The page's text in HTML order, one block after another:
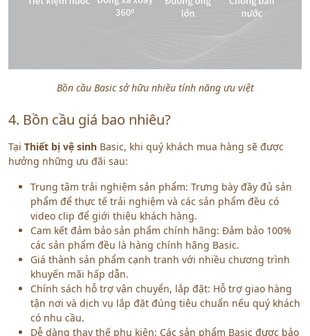
Bồn cầu Basic sở hữu nhiều tính năng ưu việt
4. Bồn cầu giá bao nhiêu?
Tại Thiết bị vệ sinh Basic, khi quý khách mua hàng sẽ được
hưởng những ưu đãi sau:
Trung tâm trải nghiệm sản phẩm: Trưng bày đầy đủ sản
phẩm để thực tế trải nghiệm và các sản phẩm đều có
video clip để giới thiệu khách hàng.
Cam kết đảm bảo sản phẩm chính hãng: Đảm bảo 100%
các sản phẩm đều là hàng chính hãng Basic.
Giá thành sản phẩm cạnh tranh với nhiều chương trình
khuyến mãi hấp dẫn.
Chính sách hỗ trợ vận chuyển, lắp đặt: Hỗ trợ giao hàng
tận nơi và dịch vụ lắp đặt đúng tiêu chuẩn nếu quý khách
có nhu cầu.
Dễ dàng thay thế phụ kiện: Các sản phẩm Basic được bảo